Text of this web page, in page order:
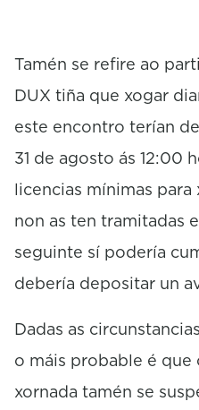
Tamén se refire ao
DUX tiña que xogar
este encontro terían
31 de agosto ás 12:00
licencias mínimas para
non as ten tramitadas
seguinte sí podería
debería depositar un
Dadas as
o máis probable é
xornada tamén se